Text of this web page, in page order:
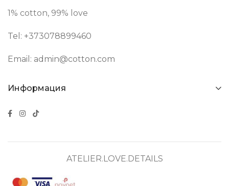
1% cotton, 99% love
Tel: +373078899460
Email: admin@cotton.com
Информация
ATELIER.LOVE.DETAILS